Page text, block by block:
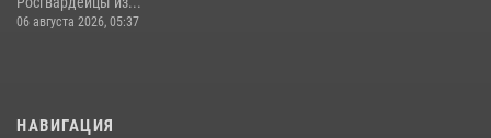
06 августа 2026, 05:37
НАВИГАЦИЯ